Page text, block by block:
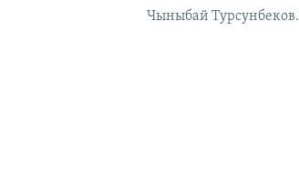
Чыныбай Турсунбеков.